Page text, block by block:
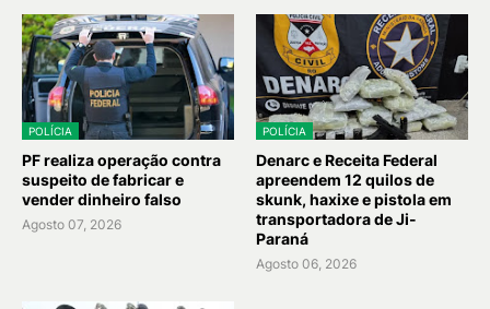
POLÍCIA
PF realiza operação contra
suspeito de fabricar e
vender dinheiro falso
Agosto 07, 2026
POLÍCIA
Denarc e Receita Federal
apreendem 12 quilos de
skunk, haxixe e pistola em
transportadora de Ji-
Paraná
Agosto 06, 2026